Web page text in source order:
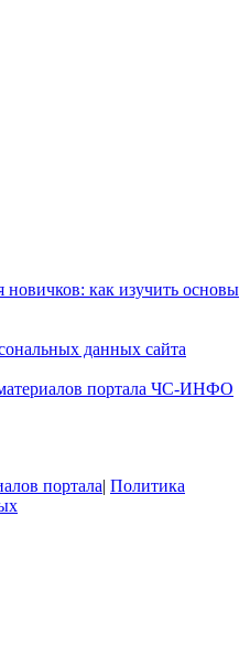
новичков: как изучить основы
данных сайта
портала ЧС-ИНФО
портала| Политика